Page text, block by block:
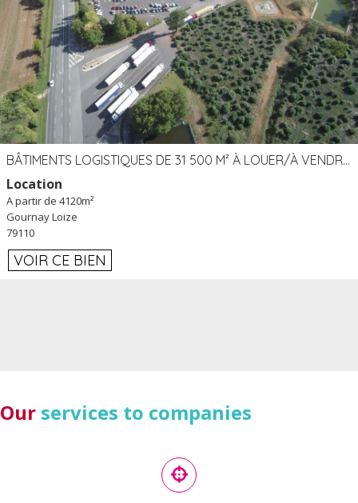
BÂTIMENTS LOGISTIQUES DE 31 500 M² À LOUER/À VENDRE SUR UN SITE DE 17 HA (79)
Location
A partir de 4120m²
Gournay Loize
79110
VOIR CE BIEN
Our services to companies